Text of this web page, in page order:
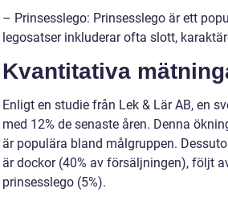
– Prinsesslego: Prinsesslego är ett
legosatser inkluderar ofta slott,
Kvantitativa
Enligt en studie från Lek & Lär AB, en
med 12% de senaste åren. Denna
är populära bland målgruppen.
är dockor (40% av försäljningen), följt
prinsesslego (5%).